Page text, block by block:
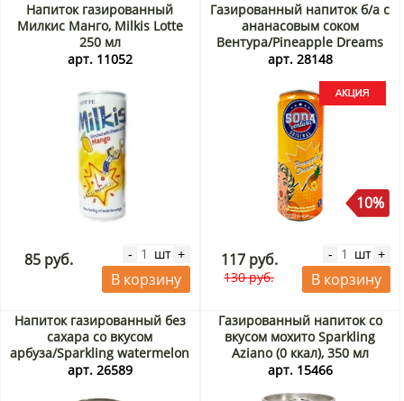
Напиток газированный
Милкис Манго, Milkis Lotte
250 мл
арт. 11052
85 руб. - шт +
В корзину
Газированный напиток б/а с
ананасовым соком
Вентура/Pineapple Dreams
Soda Ventura Rita, Вьетнам,
арт. 28148
10%
117 руб.
130 руб.
- шт +
В корзину
Напиток газированный без
сахара со вкусом
арбуза/Sparkling watermelon
zero sugar OKF, Корея, 350
арт. 26589
Газированный напиток со
вкусом мохито Sparkling
Aziano (0 ккал), 350 мл
арт. 15466